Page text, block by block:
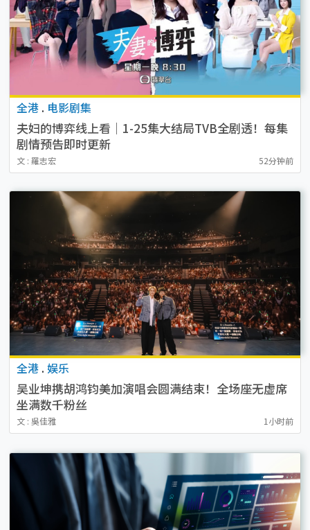
全港 . 电影剧集
夫妇的博弈线上看｜1-25集大结局TVB全剧透！每集
剧情预告即时更新
文 : 羅志宏 52分钟前
全港 . 娱乐
吴业坤携胡鸿钧美加演唱会圆满结束！全场座无虚席
坐满数千粉丝
文 : 吳佳雅 1小时前